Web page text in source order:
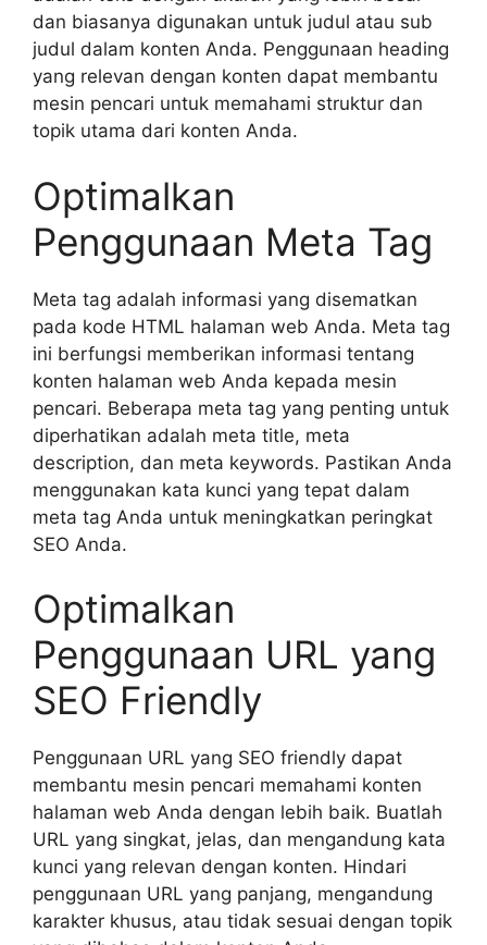
dan biasanya digunakan untuk judul atau sub
judul dalam konten Anda. Penggunaan heading
yang relevan dengan konten dapat membantu
mesin pencari untuk memahami struktur dan
topik utama dari konten Anda.
Optimalkan
Penggunaan Meta Tag
Meta tag adalah informasi yang disematkan
pada kode HTML halaman web Anda. Meta tag
ini berfungsi memberikan informasi tentang
konten halaman web Anda kepada mesin
pencari. Beberapa meta tag yang penting untuk
diperhatikan adalah meta title, meta
description, dan meta keywords. Pastikan Anda
menggunakan kata kunci yang tepat dalam
meta tag Anda untuk meningkatkan peringkat
SEO Anda.
Optimalkan
Penggunaan URL yang
SEO Friendly
Penggunaan URL yang SEO friendly dapat
membantu mesin pencari memahami konten
halaman web Anda dengan lebih baik. Buatlah
URL yang singkat, jelas, dan mengandung kata
kunci yang relevan dengan konten. Hindari
penggunaan URL yang panjang, mengandung
karakter khusus, atau tidak sesuai dengan topik